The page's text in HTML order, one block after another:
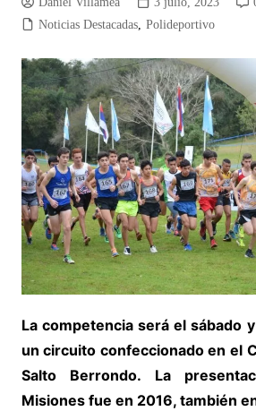
Noticias Destacadas, Polideportivo
La competencia será el sábado
un circuito confeccionado en el
Salto Berrondo. La
Misiones fue en 2016, también